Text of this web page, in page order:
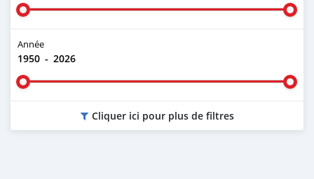
Année
1950 - 2026
Cliquer ici pour plus de filtres